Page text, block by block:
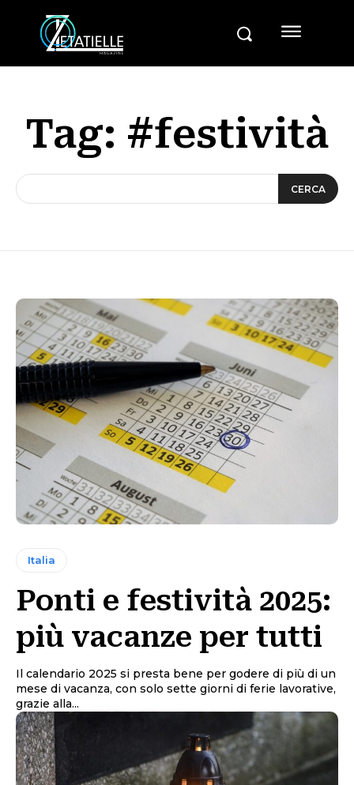
Tag: #festività
CERCA
Italia
Ponti e festività 2025:
più vacanze per tutti
Il calendario 2025 si presta bene per godere di più di un
mese di vacanza, con solo sette giorni di ferie lavorative,
grazie alla...